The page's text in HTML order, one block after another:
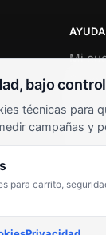
AYUDA
Mi
bajo control
técnicas para
campañas y
para carrito,